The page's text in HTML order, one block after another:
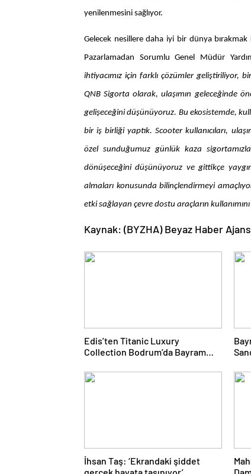
yenilenmesini sağlıyor.
Gelecek nesillere daha iyi bir dünya
Pazarlamadan Sorumlu Genel Müdür
ihtiyacımız için farklı çözümler geliştiriliyor,
QNB Sigorta olarak, ulaşımın geleceğinde
gelişeceğini düşünüyoruz. Bu ekosistemde,
bir iş birliği yaptık. Scooter kullanıcıları,
özel sunduğumuz günlük kaza
dönüşeceğini düşünüyoruz ve gittikçe
almaları konusunda bilinçlendirmeyi
etki sağlayan çevre dostu araçların
Kaynak: (BYZHA) Beyaz Haber
Edis’ten Titanic Luxury
Collection Bodrum’da Bayram
Performans
İhsan Taş: ‘Ekrandaki şiddet